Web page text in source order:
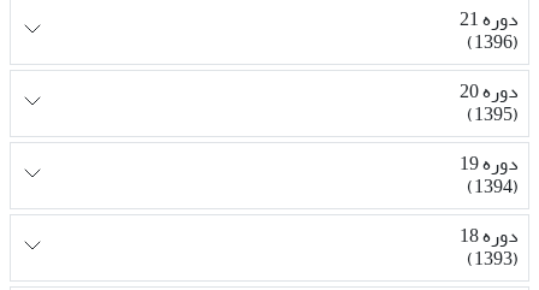
دوره 21
(1396)
دوره 20
(1395)
دوره 19
(1394)
دوره 18
(1393)